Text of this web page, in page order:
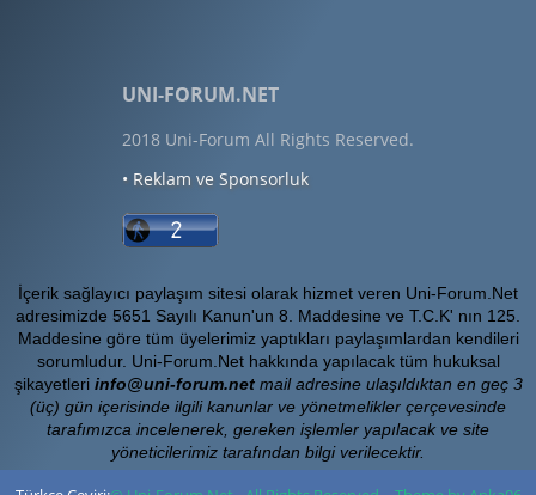
UNI-FORUM.NET
2018 Uni-Forum All Rights Reserved.
• Reklam ve Sponsorluk
İçerik sağlayıcı paylaşım sitesi olarak hizmet veren Uni-Forum.Net
adresimizde 5651 Sayılı Kanun'un 8. Maddesine ve T.C.K' nın 125.
Maddesine göre tüm üyelerimiz yaptıkları paylaşımlardan kendileri
sorumludur. Uni-Forum.Net hakkında yapılacak tüm hukuksal
şikayetleri info@uni-forum.netmail adresine ulaşıldıktan en geç 3
(üç) gün içerisinde ilgili kanunlar ve yönetmelikler çerçevesinde
tarafımızca incelenerek, gereken işlemler yapılacak ve site
yöneticilerimiz tarafından bilgi verilecektir.